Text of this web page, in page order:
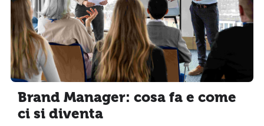
Brand Manager: cosa fa e come
ci si diventa